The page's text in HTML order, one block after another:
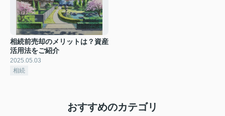
相続前売却のメリットは？資産
活用法をご紹介
2025.05.03
相続
おすすめのカテゴリ